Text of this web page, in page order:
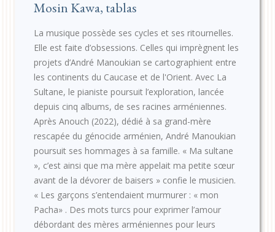
Mosin Kawa, tablas
La musique possède ses cycles et ses ritournelles.
Elle est faite d’obsessions. Celles qui imprègnent les
projets d’André Manoukian se cartographient entre
les continents du Caucase et de l'Orient. Avec La
Sultane, le pianiste poursuit l’exploration, lancée
depuis cinq albums, de ses racines arméniennes.
Après Anouch (2022), dédié à sa grand-mère
rescapée du génocide arménien, André Manoukian
poursuit ses hommages à sa famille. « Ma sultane
», c’est ainsi que ma mère appelait ma petite sœur
avant de la dévorer de baisers » confie le musicien.
« Les garçons s’entendaient murmurer : « mon
Pacha» . Des mots turcs pour exprimer l’amour
débordant des mères arméniennes pour leurs